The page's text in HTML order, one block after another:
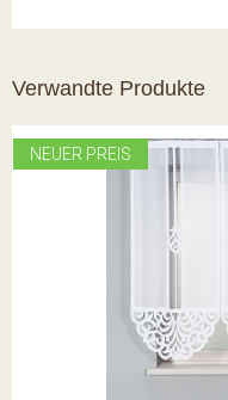
Verwandte Produkte
NEUER PREIS